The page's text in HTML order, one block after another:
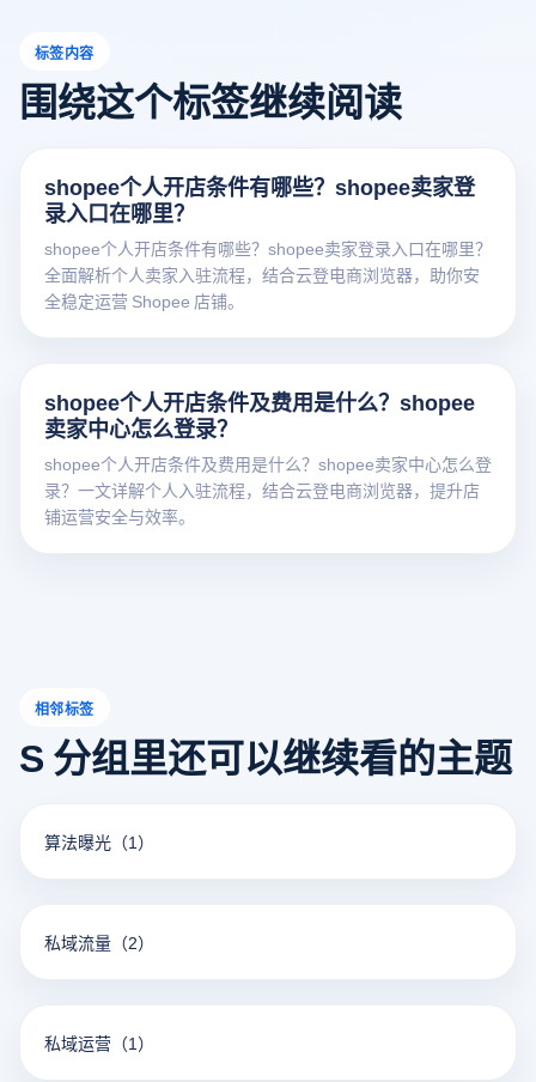
标签内容
围绕这个标签继续阅读
shopee个人开店条件有哪些？shopee卖家登
录入口在哪里？
shopee个人开店条件有哪些？shopee卖家登录入口在哪里？
全面解析个人卖家入驻流程，结合云登电商浏览器，助你安
全稳定运营 Shopee 店铺。
shopee个人开店条件及费用是什么？shopee
卖家中心怎么登录？
shopee个人开店条件及费用是什么？shopee卖家中心怎么登
录？一文详解个人入驻流程，结合云登电商浏览器，提升店
铺运营安全与效率。
相邻标签
S 分组里还可以继续看的主题
算法曝光 （1）
私域流量 （2）
私域运营 （1）